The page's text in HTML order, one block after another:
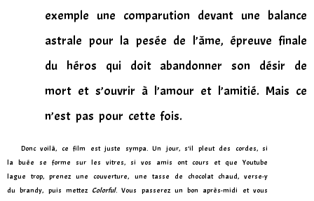
exemple une comparution devant une balance
astrale pour la pesée de l’âme, épreuve finale
du héros qui doit abandonner son désir de
mort et s’ouvrir à l’amour et l’amitié. Mais ce
n’est pas pour cette fois.
Donc voilà, ce film est juste sympa. Un jour, s’il pleut des cordes, si
la buée se forme sur les vitres, si vos amis ont cours et que Youtube
lague trop, prenez une couverture, une tasse de chocolat chaud, verse-y
du brandy, puis mettez Colorful. Vous passerez un bon après-midi et vous